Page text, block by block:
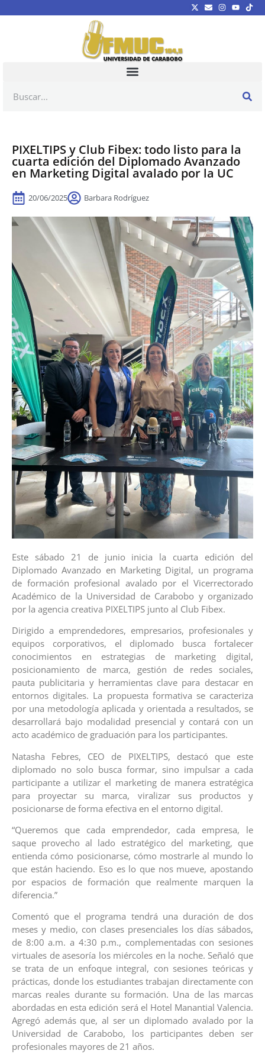
PIXELTIPS y Club Fibex: todo listo para la
cuarta edición del Diplomado Avanzado
en Marketing Digital avalado por la UC
20/06/2025 Barbara Rodríguez
Este sábado 21 de junio inicia la cuarta edición del
Diplomado Avanzado en Marketing Digital, un programa
de formación profesional avalado por el Vicerrectorado
Académico de la Universidad de Carabobo y organizado
por la agencia creativa PIXELTIPS junto al Club Fibex.
Dirigido a emprendedores, empresarios, profesionales y
equipos corporativos, el diplomado busca fortalecer
conocimientos en estrategias de marketing digital,
posicionamiento de marca, gestión de redes sociales,
pauta publicitaria y herramientas clave para destacar en
entornos digitales. La propuesta formativa se caracteriza
por una metodología aplicada y orientada a resultados, se
desarrollará bajo modalidad presencial y contará con un
acto académico de graduación para los participantes.
Natasha Febres, CEO de PIXELTIPS, destacó que este
diplomado no solo busca formar, sino impulsar a cada
participante a utilizar el marketing de manera estratégica
para proyectar su marca, viralizar sus productos y
posicionarse de forma efectiva en el entorno digital.
“Queremos que cada emprendedor, cada empresa, le
saque provecho al lado estratégico del marketing, que
entienda cómo posicionarse, cómo mostrarle al mundo lo
que están haciendo. Eso es lo que nos mueve, apostando
por espacios de formación que realmente marquen la
diferencia.”
Comentó que el programa tendrá una duración de dos
meses y medio, con clases presenciales los días sábados,
de 8:00 a.m. a 4:30 p.m., complementadas con sesiones
virtuales de asesoría los miércoles en la noche. Señaló que
se trata de un enfoque integral, con sesiones teóricas y
prácticas, donde los estudiantes trabajan directamente con
marcas reales durante su formación. Una de las marcas
abordadas en esta edición será el Hotel Manantial Valencia.
Agregó además que, al ser un diplomado avalado por la
Universidad de Carabobo, los participantes deben ser
profesionales mayores de 21 años.